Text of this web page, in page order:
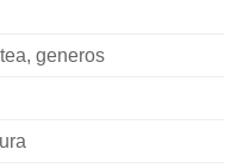
generos